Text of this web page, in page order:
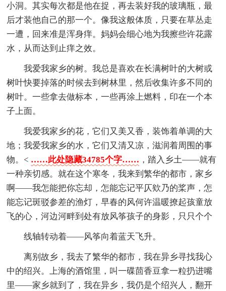
小洞。其实每次都是他在捉，再去装好我的玻璃瓶，最
后才装他自己的那一个。像我这般体质，只要在草丛走
一遭，回来准是浑身痒。妈妈会细心地为我擦些许花露
水，从而达到止痒之效。
我爱我家乡的树。我总是喜欢在长满树叶的大树或
树叶快要掉落的时候去到树林里，然后收集许多不同的
树叶。一些拿去做标本，一些再涂上燃料，印在一个本
子上面。
我爱我家乡的花，它们又美又香，装饰着单调的大
地；我爱我家乡的水，它们又清又凉，滋润着周围的事
物。< ……此处隐藏34785个字…… ，踏入乡土——就有
一种亲切感。就在这个寒冬，我来到繁华的都市，家乡
啊——我怎能把你忘却，怎能忘记平仄欸乃的桨声，怎
能忘记斑驳参差的渔灯，早春的风何许温暖撩起孩童放
飞的心，河边河畔到处有放风筝孩子的身影，只只个个
线轴转动着——风筝向着蓝天飞升。
离别故乡，我去了繁华的都市，我在异乡寻找我心
中的绍兴。上海的酒馆里，叫一碟茴香豆拿一粒扔进嘴
里——家乡就到了，我在异乡，我仍是个绍兴人，翻开